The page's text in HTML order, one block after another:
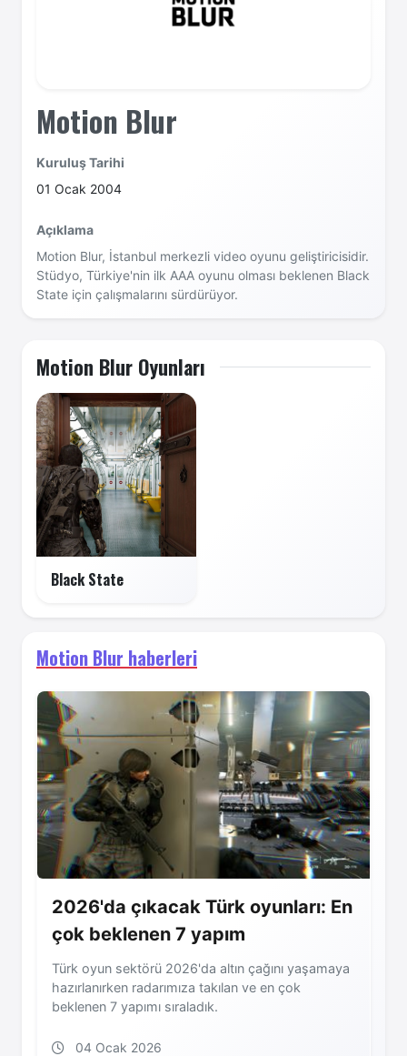
Motion Blur
Kuruluş Tarihi
01 Ocak 2004
Açıklama
Motion Blur, İstanbul merkezli video oyunu geliştiricisidir.
Stüdyo, Türkiye'nin ilk AAA oyunu olması beklenen Black
State için çalışmalarını sürdürüyor.
Motion Blur Oyunları
Black State
Motion Blur haberleri
2026'da çıkacak Türk oyunları: En
çok beklenen 7 yapım
Türk oyun sektörü 2026'da altın çağını yaşamaya
hazırlanırken radarımıza takılan ve en çok
beklenen 7 yapımı sıraladık.
04 Ocak 2026